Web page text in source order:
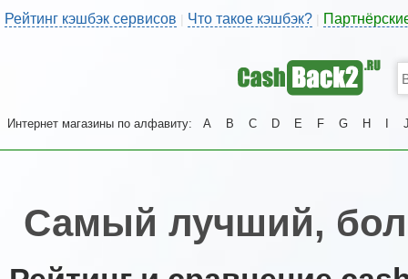
Рейтинг кэшбэк сервисов | Что такое кэшбэк?
Интернет магазины по алфавиту: A B C D E F G H
Самый лучший,